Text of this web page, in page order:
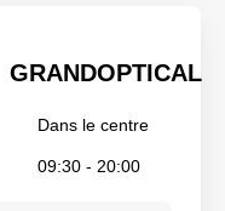
GRANDOPTICAL
Dans le centre
09:30 - 20:00